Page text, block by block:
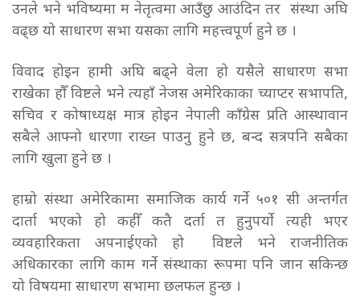
उनले भने भविष्यमा म नेतृत्वमा आउँछु आउंदिन तर संस्था अघि
वढ्छ यो साधारण सभा यसका लागि महत्त्वपूर्ण हुने छ ।
विवाद होइन हामी अघि बढ्ने वेला हो यसैले साधारण सभा
राखेका हौँ विष्टले भने त्यहाँ नेजस अमेरिकाका च्याप्टर सभापति,
सचिव र कोषाध्यक्ष मात्र होइन नेपाली काँग्रेस प्रति आस्थावान
सबैले आफ्नो धारणा राख्न पाउनु हुने छ, बन्द सत्रपनि सबैका
लागि खुला हुने छ ।
हाम्रो संस्था अमेरिकामा समाजिक कार्य गर्ने ५०१ सी अन्तर्गत
दार्ता भएको हो कहीँ कतै दर्ता त हुनुपर्यो त्यही भएर
व्यवहारिकता अपनाईएको हो विष्टले भने राजनीतिक
अधिकारका लागि काम गर्ने संस्थाका रूपमा पनि जान सकिन्छ
यो विषयमा साधारण सभामा छलफल हुन्छ ।